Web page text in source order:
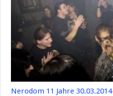
Nerodom 11 Jahre 30.03.2014